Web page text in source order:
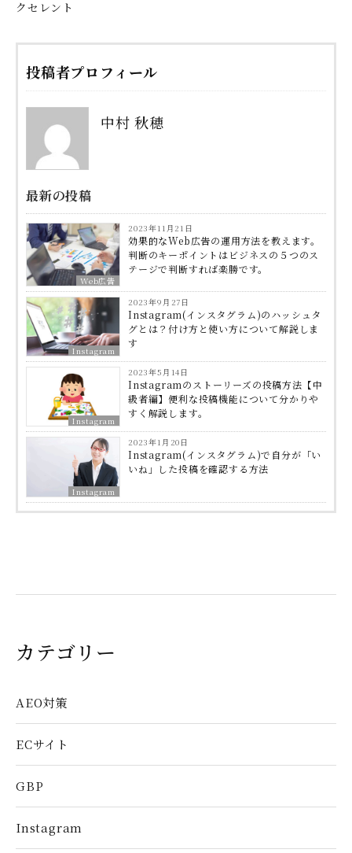
クセレント
投稿者プロフィール
中村 秋穂
最新の投稿
Web広告
2023年11月21日
効果的なWeb広告の運用方法を教えます。
判断のキーポイントはビジネスの５つのス
テージで判断すれば楽勝です。
Instagram
2023年9月27日
Instagram(インスタグラム)のハッシュタ
グとは？付け方と使い方について解説しま
す
Instagram
2023年5月14日
Instagramのストーリーズの投稿方法【中
級者編】便利な投稿機能について分かりや
すく解説します。
Instagram
2023年1月20日
Instagram(インスタグラム)で自分が「い
いね」した投稿を確認する方法
カテゴリー
AEO対策
ECサイト
GBP
Instagram